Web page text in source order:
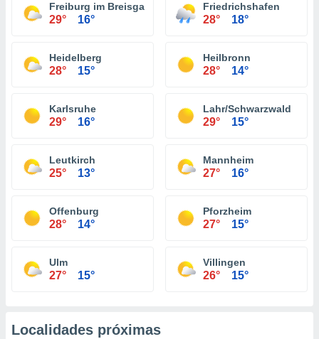
Freiburg im Breisgau
29° 16°
Friedrichshafen
28° 18°
Heidelberg
28° 15°
Heilbronn
28° 14°
Karlsruhe
29° 16°
Lahr/Schwarzwald
29° 15°
Leutkirch
25° 13°
Mannheim
27° 16°
Offenburg
28° 14°
Pforzheim
27° 15°
Ulm
27° 15°
Villingen
26° 15°
Localidades próximas